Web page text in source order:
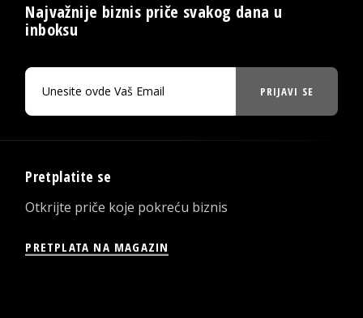
Najvažnije biznis priče svakog dana u
inboksu
PRIJAVI SE
Pretplatite se
Otkrijte priče koje pokreću biznis
PRETPLATA NA MAGAZIN